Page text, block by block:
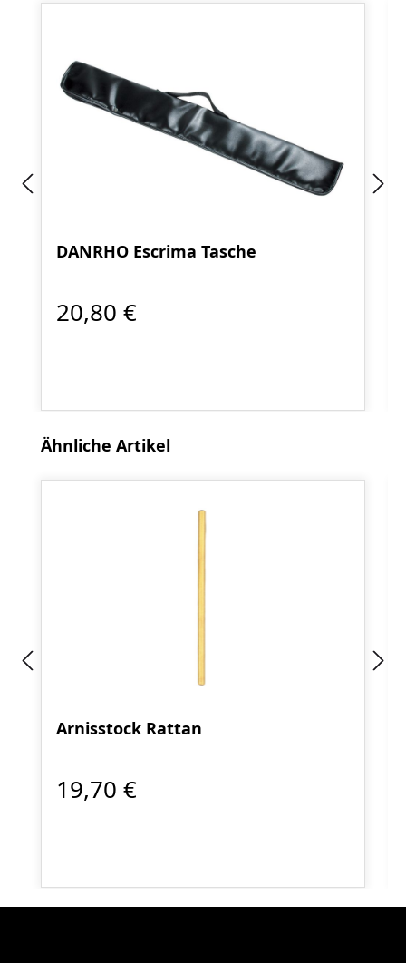
DANRHO Escrima Tasche
20,80 €
Produktgalerie überspringen
Ähnliche Artikel
Arnisstock Rattan
19,70 €